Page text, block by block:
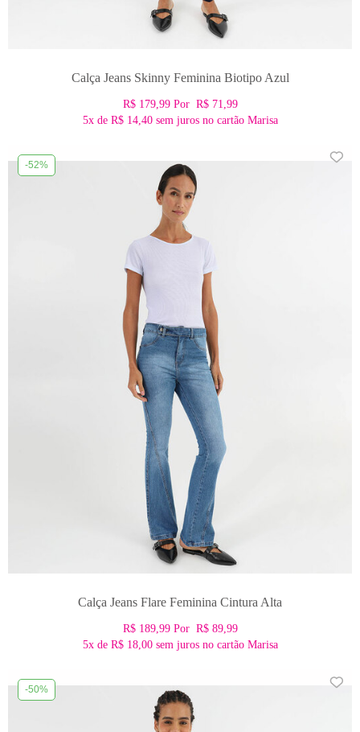
Calça Jeans Skinny Feminina Biotipo Azul
R$ 179,99 Por R$ 71,99
5xde R$ 14,40sem juros no cartão Marisa
-52%
Calça Jeans Flare Feminina Cintura Alta
R$ 189,99 Por R$ 89,99
5xde R$ 18,00sem juros no cartão Marisa
-50%